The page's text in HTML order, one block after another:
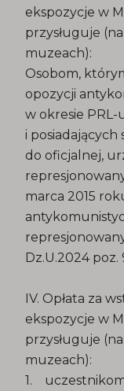
ekspozycje w
przysługuje
muzeach):
Osobom,
opozycji
w okresie PRL-
i posiadających
do oficjalnej,
marca 2015
Dz.U.2024 poz.
IV. Opłata za
ekspozycje w
przysługuje
muzeach):
1.